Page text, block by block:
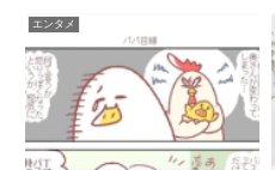
エンタメ